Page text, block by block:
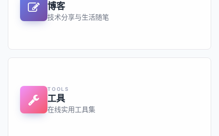
博客
技术分享与生活随笔
TOOLS
工具
在线实用工具集